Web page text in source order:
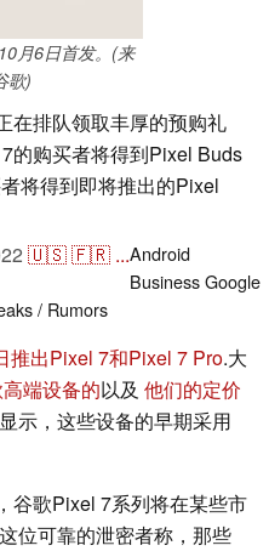
月6日首发。(来
歌)
在排队领取丰厚的预购礼
的购买者将得到Pixel Buds
将得到即将推出的Pixel
🇺🇸🇫🇷 ...Android
BusinessGoogle
/ Rumors
推出Pixel 7和Pixel 7 Pro.大
端设备的以及 他们的定价
示，这些设备的早期采用
谷歌Pixel 7系列将在某些市
位可靠的泄密者称，那些